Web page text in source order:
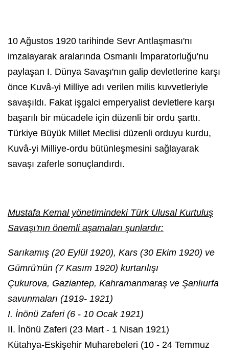
10 Ağustos 1920 tarihinde Sevr Antlaşması'nı
imzalayarak aralarında Osmanlı İmparatorluğu'nu
paylaşan I. Dünya Savaşı'nın galip devletlerine karşı
önce Kuvâ-yi Milliye adı verilen milis kuvvetleriyle
savaşıldı. Fakat işgalci emperyalist devletlere karşı
başarılı bir mücadele için düzenli bir ordu şarttı.
Türkiye Büyük Millet Meclisi düzenli orduyu kurdu,
Kuvâ-yi Milliye-ordu bütünleşmesini sağlayarak
savaşı zaferle sonuçlandırdı.
Mustafa Kemal yönetimindeki Türk Ulusal Kurtuluş
Savaşı'nın önemli aşamaları şunlardır:
Sarıkamış (20 Eylül 1920), Kars (30 Ekim 1920) ve
Gümrü'nün (7 Kasım 1920) kurtarılışı
Çukurova, Gaziantep, Kahramanmaraş ve Şanlıurfa
savunmaları (1919- 1921)
I. İnönü Zaferi (6 - 10 Ocak 1921)
II. İnönü Zaferi (23 Mart - 1 Nisan 1921)
Kütahya-Eskişehir Muharebeleri (10 - 24 Temmuz